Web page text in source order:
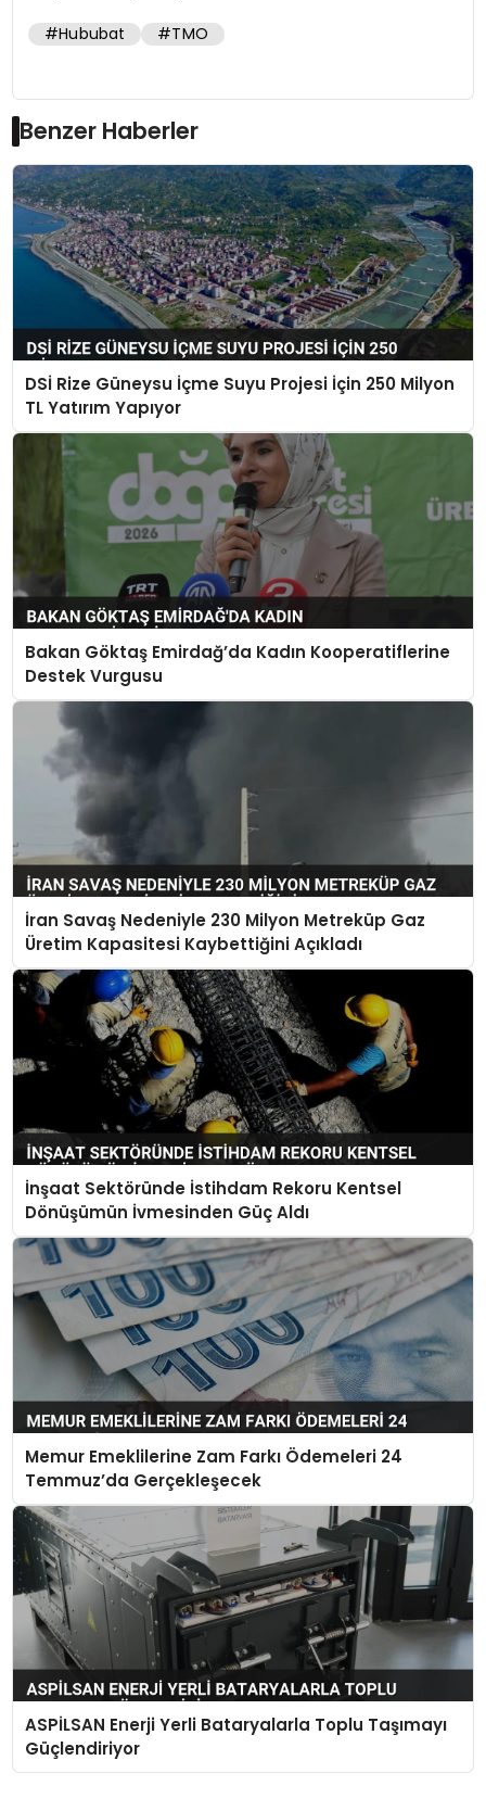
#Hububat #TMO
Benzer Haberler
DSİ Rize Güneysu İçme Suyu Projesi İçin 250 Milyon
TL Yatırım Yapıyor
Bakan Göktaş Emirdağ’da Kadın Kooperatiflerine
Destek Vurgusu
İran Savaş Nedeniyle 230 Milyon Metreküp Gaz
Üretim Kapasitesi Kaybettiğini Açıkladı
İnşaat Sektöründe İstihdam Rekoru Kentsel
Dönüşümün İvmesinden Güç Aldı
Memur Emeklilerine Zam Farkı Ödemeleri 24
Temmuz’da Gerçekleşecek
ASPİLSAN Enerji Yerli Bataryalarla Toplu Taşımayı
Güçlendiriyor